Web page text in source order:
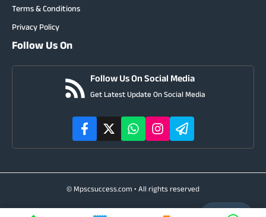
Terms & Conditions
Privacy Policy
Follow Us On
Follow Us On Social Media
Get Latest Update On Social Media
© Mpscsuccess.com • All rights reserved